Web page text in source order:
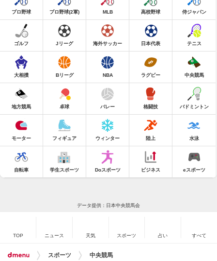
プロ野球 プロ野球(2軍) MLB 高校野球 侍ジャパン
ゴルフ Jリーグ 海外サッカー 日本代表 テニス
大相撲 Bリーグ NBA ラグビー 中央競馬
地方競馬 卓球 バレー 格闘技 バドミントン
モーター フィギュア ウィンター 陸上 水泳
自転車 学生スポーツ Doスポーツ ビジネス eスポーツ
データ提供：日本中央競馬会
TOP ニュース 天気 スポーツ 占い すべて
スポーツ 中央競馬